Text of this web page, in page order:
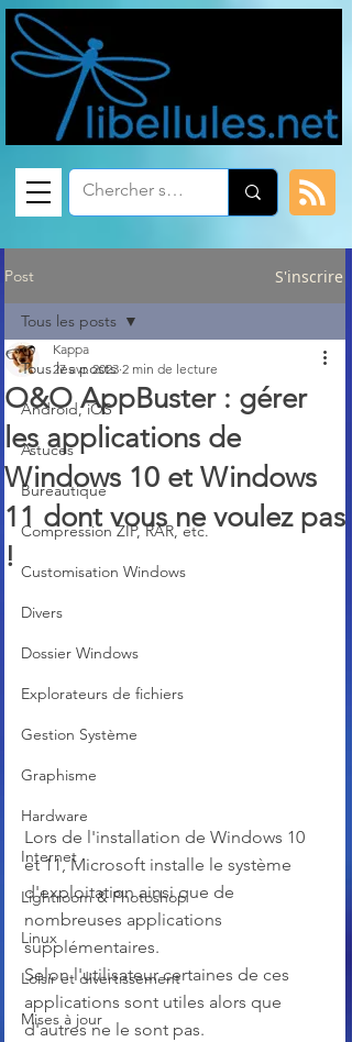
Post S'inscrire
Tous les posts
Android, iOS
Astuces
Bureautique
Compression ZIP, RAR, etc.
Customisation Windows
Divers
Dossier Windows
Explorateurs de fichiers
Gestion Système
Graphisme
Hardware
Internet
Lightroom & Photoshop
Linux
Loisir et divertissement
Mises à jour
Tous les posts
O&O AppBuster : gérer
les applications de
Windows 10 et Windows
11 dont vous ne voulez pas
!
Kappa
27 avr. 2023 2 min de lecture
Lors de l'installation de Windows 10
et 11, Microsoft installe le système
d'exploitation ainsi que de
nombreuses applications
supplémentaires.
Selon l'utilisateur certaines de ces
applications sont utiles alors que
d'autres ne le sont pas.